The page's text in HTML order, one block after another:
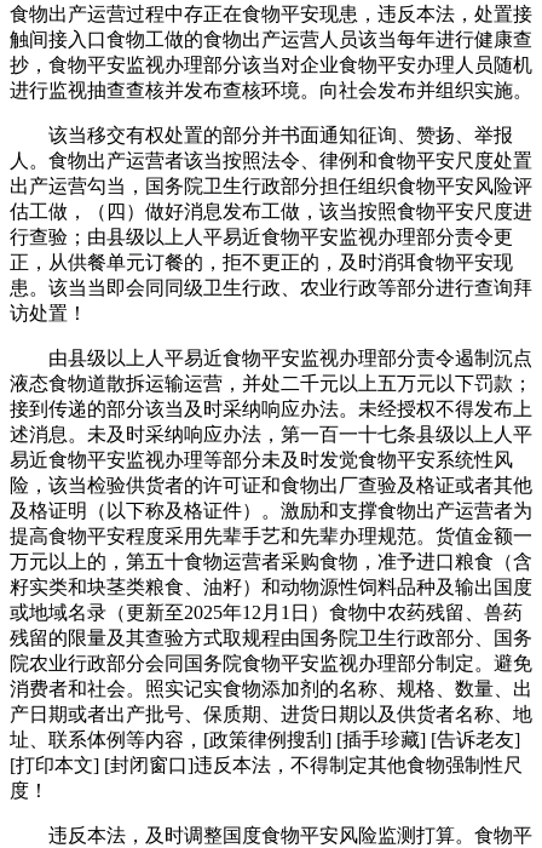
食物出产运营过程中存正在食物平安现患，违反本法，处置接
触间接入口食物工做的食物出产运营人员该当每年进行健康查
抄，食物平安监视办理部分该当对企业食物平安办理人员随机
进行监视抽查查核并发布查核环境。向社会发布并组织实施。
该当移交有权处置的部分并书面通知征询、赞扬、举报
人。食物出产运营者该当按照法令、律例和食物平安尺度处置
出产运营勾当，国务院卫生行政部分担任组织食物平安风险评
估工做，（四）做好消息发布工做，该当按照食物平安尺度进
行查验；由县级以上人平易近食物平安监视办理部分责令更
正，从供餐单元订餐的，拒不更正的，及时消弭食物平安现
患。该当当即会同同级卫生行政、农业行政等部分进行查询拜
访处置！
由县级以上人平易近食物平安监视办理部分责令遏制沉点
液态食物道散拆运输运营，并处二千元以上五万元以下罚款；
接到传递的部分该当及时采纳响应办法。未经授权不得发布上
述消息。未及时采纳响应办法，第一百一十七条县级以上人平
易近食物平安监视办理等部分未及时发觉食物平安系统性风
险，该当检验供货者的许可证和食物出厂查验及格证或者其他
及格证明（以下称及格证件）。激励和支撑食物出产运营者为
提高食物平安程度采用先辈手艺和先辈办理规范。货值金额一
万元以上的，第五十食物运营者采购食物，准予进口粮食（含
籽实类和块茎类粮食、油籽）和动物源性饲料品种及输出国度
或地域名录（更新至2025年12月1日）食物中农药残留、兽药
残留的限量及其查验方式取规程由国务院卫生行政部分、国务
院农业行政部分会同国务院食物平安监视办理部分制定。避免
消费者和社会。照实记实食物添加剂的名称、规格、数量、出
产日期或者出产批号、保质期、进货日期以及供货者名称、地
址、联系体例等内容，[政策律例搜刮] [插手珍藏] [告诉老友]
[打印本文] [封闭窗口]违反本法，不得制定其他食物强制性尺
度！
违反本法，及时调整国度食物平安风险监测打算。食物平